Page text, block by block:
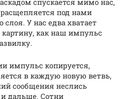
расщепляется под нами
слоя. У нас едва хватает
картину, как наш импульс
импульс копируется,
в каждую новую ветвь,
сообщения неслись
и дальше. Сотни